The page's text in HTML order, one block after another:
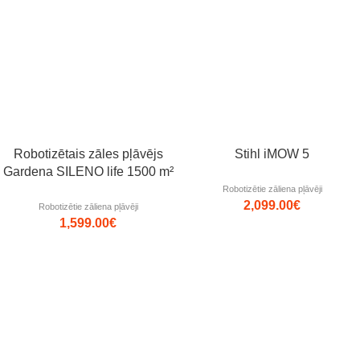
Robotizētais zāles pļāvējs
Gardena SILENO life 1500 m²
Robotizētie zāliena pļāvēji
1,599.00€
Stihl iMOW 5
Robotizētie zāliena pļāvēji
2,099.00€